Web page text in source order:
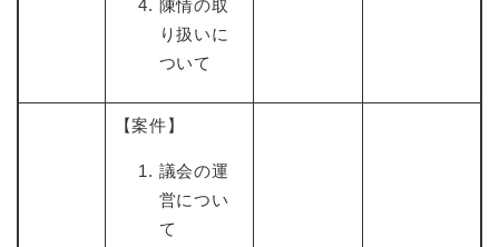
陳情の取
り扱いに
ついて
【案件】
議会の運
営につい
て